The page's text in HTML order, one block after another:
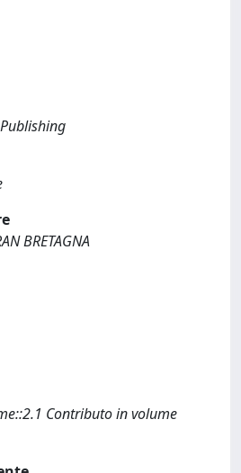
BRETAGNA
Contributo in volume